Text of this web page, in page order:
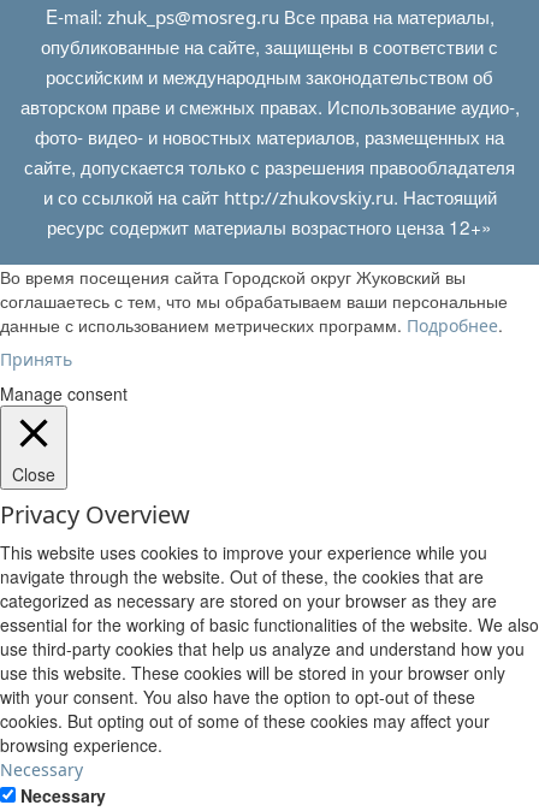
E‑mail: zhuk_ps@mosreg.ruВсе права на материалы,
опубликованные на сайте, защищены в соответствии с
российским и международным законодательством об
авторском праве и смежных правах. Использование аудио-,
фото- видео- и новостных материалов, размещенных на
сайте, допускается только с разрешения правообладателя
и со ссылкой на сайт http://zhukovskiy.ru. Настоящий
ресурс содержит материалы возрастного ценза 12+»
Во время посещения сайта Городской округ Жуковский вы
соглашаетесь с тем, что мы обрабатываем ваши персональные
данные с использованием метрических программ. Подробнее.
Принять
Manage consent
Close
Privacy Overview
This website uses cookies to improve your experience while you
navigate through the website. Out of these, the cookies that are
categorized as necessary are stored on your browser as they are
essential for the working of basic functionalities of the website. We also
use third-party cookies that help us analyze and understand how you
use this website. These cookies will be stored in your browser only
with your consent. You also have the option to opt-out of these
cookies. But opting out of some of these cookies may affect your
browsing experience.
Necessary
Necessary